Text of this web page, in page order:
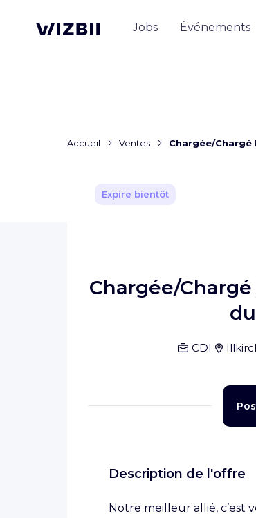
Jobs Événements
Accueil Ventes Chargée/Chargé
Expire bientôt
Chargée/
CDI
Description de l'offre
Notre meilleur allié, c’est